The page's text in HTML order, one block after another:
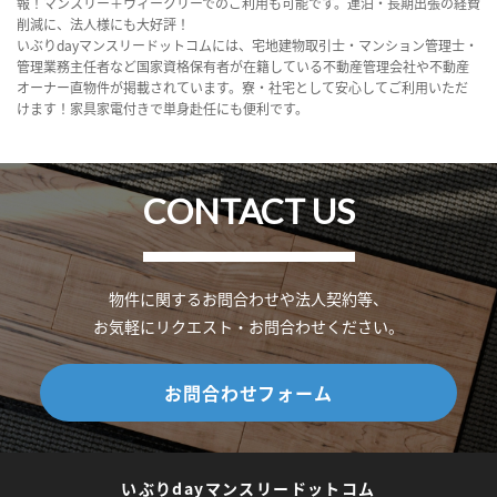
削減に、法人様にも大好評！
いぶりdayマンスリードットコムには、宅地建物取引士・マンション管理士・
管理業務主任者など国家資格保有者が在籍している不動産管理会社や不動産
オーナー直物件が掲載されています。寮・社宅として安心してご利用いただ
けます！家具家電付きで単身赴任にも便利です。
CONTACT US
物件に関するお問合わせや法人契約等、
お気軽にリクエスト・お問合わせください。
お問合わせフォーム
いぶりdayマンスリードットコム